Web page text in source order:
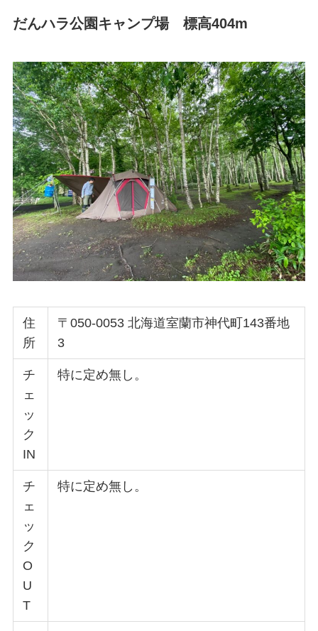
だんハラ公園キャンプ場 標高404m
住
所
〒050-0053 北海道室蘭市神代町143番地
3
チ
ェ
ッ
ク
IN
特に定め無し。
チ
ェ
ッ
ク
O
U
T
特に定め無し。